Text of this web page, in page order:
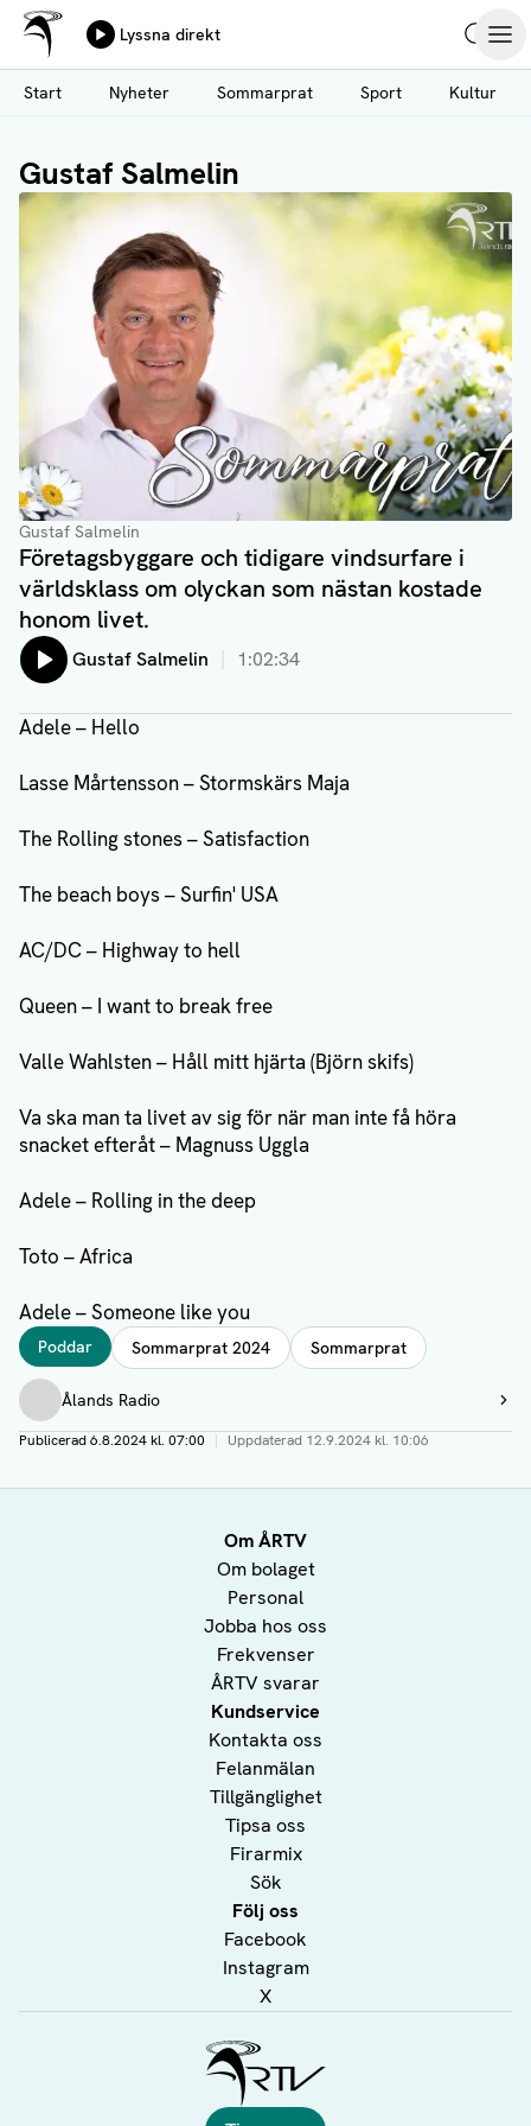
Hoppa
till
huvudinnehåll
Ålands Radio & TV
Lyssna direkt
Start
Nyheter Sommarprat Sport Kultur
Gustaf Salmelin
Gustaf Salmelin
Företagsbyggare och tidigare vindsurfare i
världsklass om olyckan som nästan kostade
honom livet.
Lyssna på:
Gustaf Salmelin 1:02:34
Adele – Hello
Lasse Mårtensson – Stormskärs Maja
The Rolling stones – Satisfaction
The beach boys – Surfin' USA
AC/DC – Highway to hell
Queen – I want to break free
Valle Wahlsten – Håll mitt hjärta (Björn skifs)
Va ska man ta livet av sig för när man inte få höra
snacket efteråt – Magnuss Uggla
Adele – Rolling in the deep
Toto – Africa
Adele – Someone like you
Taggar
Poddar Sommarprat 2024 Sommarprat
Författare
Ålands Radio
Visa profil
Publicerad6.8.2024 kl. 07:00 | Uppdaterad 12.9.2024 kl. 10:06
Om ÅRTV
Om bolaget
Personal
Jobba hos oss
Frekvenser
ÅRTV svarar
Kundservice
Kontakta oss
Felanmälan
Tillgänglighet
Tipsa oss
Firarmix
Sök
Följ oss
Facebook
Instagram
X